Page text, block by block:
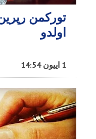
تورکمن
اولدو
1 اییون 14:54